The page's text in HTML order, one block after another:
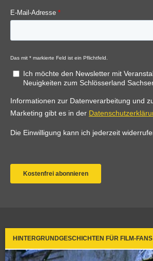
HINTERGRUNDGESCHICHTEN FÜR FILM-FANS